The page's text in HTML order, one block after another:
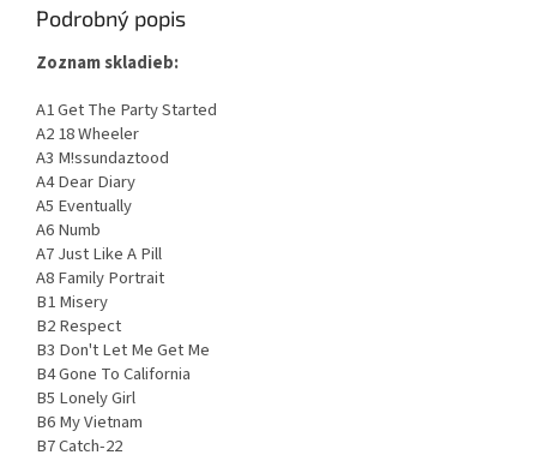
Podrobný popis
Zoznam skladieb:
A1 Get The Party Started
A2 18 Wheeler
A3 M!ssundaztood
A4 Dear Diary
A5 Eventually
A6 Numb
A7 Just Like A Pill
A8 Family Portrait
B1 Misery
B2 Respect
B3 Don't Let Me Get Me
B4 Gone To California
B5 Lonely Girl
B6 My Vietnam
B7 Catch-22